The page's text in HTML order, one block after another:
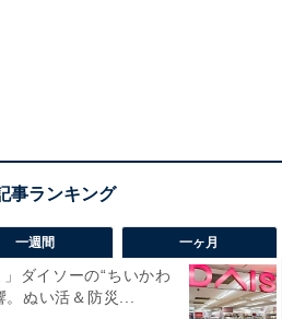
一週間 一ヶ月
」ダイソーの“ちいかわ
ぬい活＆防災...